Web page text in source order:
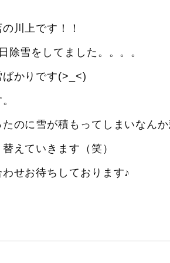
川上です！！
除雪をしてました。。。。
ばかりです(>_<)
のに雪が積もってしまいなんか
えていきます（笑）
せお待ちしております♪